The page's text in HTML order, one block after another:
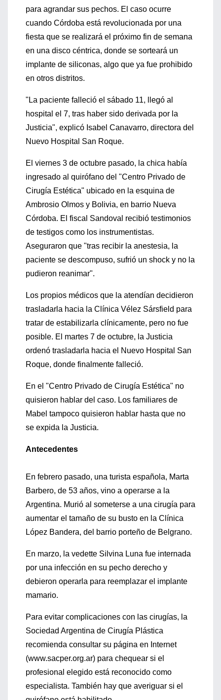
para agrandar sus pechos. El caso ocurre
cuando Córdoba está revolucionada por una
fiesta que se realizará el próximo fin de semana
en una disco céntrica, donde se sorteará un
implante de siliconas, algo que ya fue prohibido
en otros distritos.
"La paciente falleció el sábado 11, llegó al
hospital el 7, tras haber sido derivada por la
Justicia", explicó Isabel Canavarro, directora del
Nuevo Hospital San Roque.
El viernes 3 de octubre pasado, la chica había
ingresado al quirófano del "Centro Privado de
Cirugía Estética" ubicado en la esquina de
Ambrosio Olmos y Bolivia, en barrio Nueva
Córdoba. El fiscal Sandoval recibió testimonios
de testigos como los instrumentistas.
Aseguraron que "tras recibir la anestesia, la
paciente se descompuso, sufrió un shock y no la
pudieron reanimar".
Los propios médicos que la atendían decidieron
trasladarla hacia la Clínica Vélez Sársfield para
tratar de estabilizarla clínicamente, pero no fue
posible. El martes 7 de octubre, la Justicia
ordenó trasladarla hacia el Nuevo Hospital San
Roque, donde finalmente falleció.
En el "Centro Privado de Cirugía Estética" no
quisieron hablar del caso. Los familiares de
Mabel tampoco quisieron hablar hasta que no
se expida la Justicia.
Antecedentes
En febrero pasado, una turista española, Marta
Barbero, de 53 años, vino a operarse a la
Argentina. Murió al someterse a una cirugía para
aumentar el tamaño de su busto en la Clínica
López Bandera, del barrio porteño de Belgrano.
En marzo, la vedette Silvina Luna fue internada
por una infección en su pecho derecho y
debieron operarla para reemplazar el implante
mamario.
Para evitar complicaciones con las cirugías, la
Sociedad Argentina de Cirugía Plástica
recomienda consultar su página en Internet
(www.sacper.org.ar) para chequear si el
profesional elegido está reconocido como
especialista. También hay que averiguar si el